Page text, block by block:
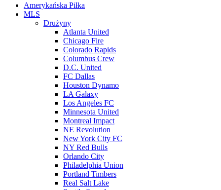
Menu
główne
Amerykańska Piłka
MLS
Drużyny
Atlanta United
Chicago Fire
Colorado Rapids
Columbus Crew
D.C. United
FC Dallas
Houston Dynamo
LA Galaxy
Los Angeles FC
Minnesota United
Montreal Impact
NE Revolution
New York City FC
NY Red Bulls
Orlando City
Philadelphia Union
Portland Timbers
Real Salt Lake